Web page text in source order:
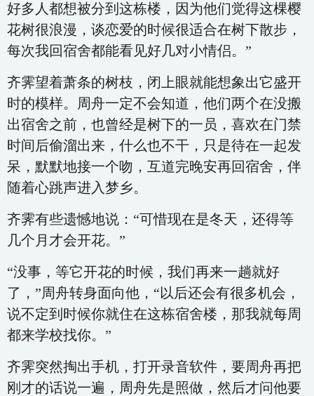
好多人都想被分到这栋楼，因为他们觉得这棵樱
花树很浪漫，谈恋爱的时候很适合在树下散步，
每次我回宿舍都能看见好几对小情侣。”
齐霁望着萧条的树枝，闭上眼就能想象出它盛开
时的模样。周舟一定不会知道，他们两个在没搬
出宿舍之前，也曾经是树下的一员，喜欢在门禁
时间后偷溜出来，什么也不干，只是待在一起发
呆，默默地接一个吻，互道完晚安再回宿舍，伴
随着心跳声进入梦乡。
齐霁有些遗憾地说：“可惜现在是冬天，还得等
几个月才会开花。”
“没事，等它开花的时候，我们再来一趟就好
了，”周舟转身面向他，“以后还会有很多机会，
说不定到时候你就住在这栋宿舍楼，那我就每周
都来学校找你。”
齐霁突然掏出手机，打开录音软件，要周舟再把
刚才的话说一遍，周舟先是照做，然后才问他要